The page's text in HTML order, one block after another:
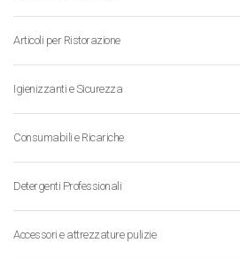
Articoli per Ristorazione
Igienizzanti e Sicurezza
Consumabili e Ricariche
Detergenti Professionali
Accessori e attrezzature pulizie